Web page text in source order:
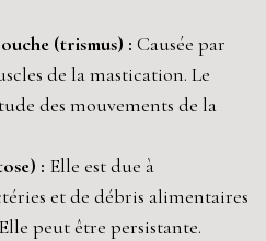
(trismus) : Causée par
de la mastication. Le
des mouvements de la
: Elle est due à
et de débris alimentaires
peut être persistante.